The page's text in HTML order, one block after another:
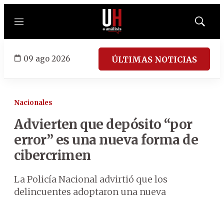
Menú
Mostrar
09 ago 2026 ÚLTIMAS NOTICIAS
Nacionales
Advierten que depósito “por
error” es una nueva forma de
cibercrimen
La Policía Nacional advirtió que los
delincuentes adoptaron una nueva